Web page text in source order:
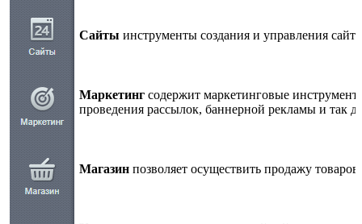
Сайты инструменты создания и управления
Маркетинг содержит маркетинговые
проведения рассылок, баннерной рекламы и так
Магазин позволяет осуществить продажу товаров